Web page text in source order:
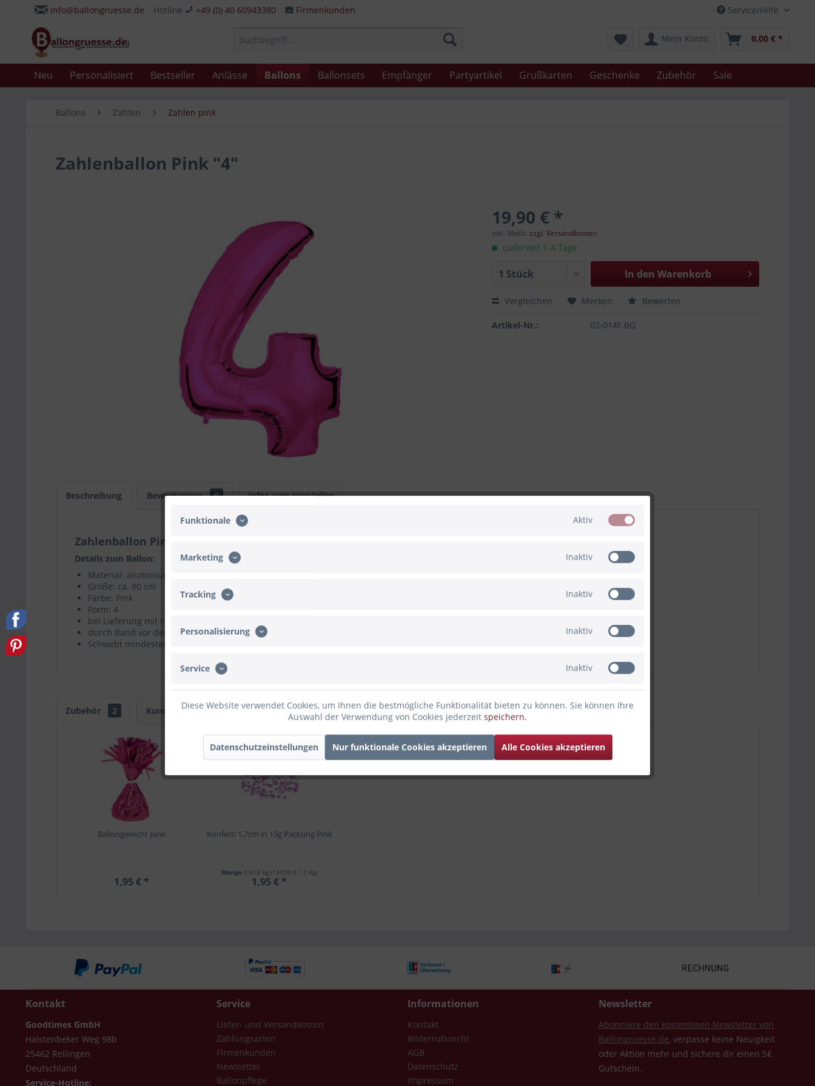
Service/Hilfe
info@ballongruesse.de Hotline +49 (0) 40 60943380 Firmenkunden
Mein Konto 0,00 € *
Neu Personalisiert Bestseller Anlässe Ballons Ballonsets Empfänger Partyartikel Grußkarten Geschenke Zubehör Sale
Ballons Zahlen Zahlen pink
Zahlenballon Pink "4"
19,90 € *
inkl. MwSt.zzgl. Versandkosten
Lieferzeit 1-4 Tage
In den Warenkorb
Vergleichen Merken Bewerten
Artikel-Nr.: 02-014F.BG
Beschreibung Bewertungen 0 Infos zum Hersteller
Zahlenballon Pink "4"
Details zum Ballon:
Material: aluminiumbeschichtete Nylon-Folie
Größe: ca. 80 cm
Farbe: Pink
Form: 4
bei Lieferung mit Helium gefüllt
durch Band vor dem Wegfliegen gesichert
Schwebt mindestens eine Woche
Zubehör 2 Kunden kauften auch
Ballongewicht pink
1,95 € *
Konfetti 1,7cm in 15g Packung Pink
Menge 0.015 Kg(130,00 € / 1 Kg)
1,95 € *
Kontakt
Goodtimes GmbH
Halstenbeker Weg 98b
25462 Rellingen
Deutschland
Service-Hotline:
Service
Liefer- und Versandkosten
Zahlungsarten
Firmenkunden
Newsletter
Ballonpflege
Informationen
Kontakt
Widerrufsrecht
AGB
Datenschutz
Impressum
Newsletter
Abonniere den kostenlosen Newsletter von
Ballongruesse.de, verpasse keine Neuigkeit
oder Aktion mehr und sichere dir einen 5€
Gutschein.
Funktionale Aktiv
Marketing Inaktiv
Tracking Inaktiv
Personalisierung Inaktiv
Service Inaktiv
Diese Website verwendet Cookies, um Ihnen die bestmögliche Funktionalität bieten zu können. Sie können Ihre
Auswahl der Verwendung von Cookies jederzeit speichern.
Datenschutzeinstellungen Nur funktionale Cookies akzeptieren Alle Cookies akzeptieren